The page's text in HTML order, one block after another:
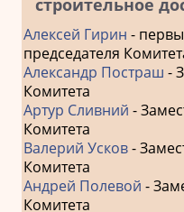
Алексей Гирин -
председателя
Александр Постраш -
Комитета
Артур Сливний -
Комитета
Валерий Усков-
Комитета
Андрей Полевой -
Комитета